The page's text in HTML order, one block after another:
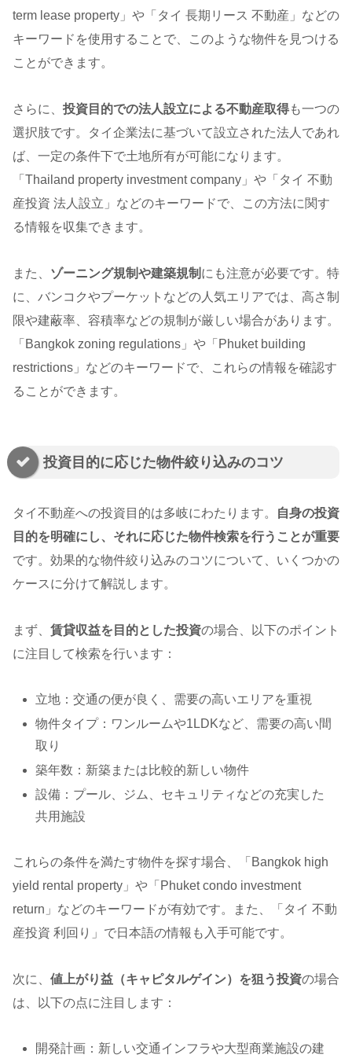
term lease property」や「タイ 長期リース 不動産」などの
キーワードを使用することで、このような物件を見つける
ことができます。
さらに、 投資目的での法人設立による不動産取得も一つの
選択肢です。タイ企業法に基づいて設立された法人であれ
ば、一定の条件下で土地所有が可能になります。
「Thailand property investment company」や「タイ 不動
産投資 法人設立」などのキーワードで、この方法に関す
る情報を収集できます。
また、 ゾーニング規制や建築規制 にも注意が必要です。特
に、バンコクやプーケットなどの人気エリアでは、高さ制
限や建蔽率、容積率などの規制が厳しい場合があります。
「Bangkok zoning regulations」や「Phuket building
restrictions」などのキーワードで、これらの情報を確認す
ることができます。
投資目的に応じた物件絞り込みのコツ
タイ不動産への投資目的は多岐にわたります。
自身の投資
目的を明確にし、それに応じた物件検索を行うことが重要
です。効果的な物件絞り込みのコツについて、いくつかの
ケースに分けて解説します。
まず、 賃貸収益を目的とした投資の場合、以下のポイント
に注目して検索を行います：
立地：交通の便が良く、需要の高いエリアを重視
物件タイプ：ワンルームや1LDKなど、需要の高い間
取り
築年数：新築または比較的新しい物件
設備：プール、ジム、セキュリティなどの充実した
共用施設
これらの条件を満たす物件を探す場合、「Bangkok high
yield rental property」や「Phuket condo investment
return」などのキーワードが有効です。また、「タイ 不動
産投資 利回り」で日本語の情報も入手可能です。
次に、 値上がり益（キャピタルゲイン）を狙う投資の場合
は、以下の点に注目します：
開発計画：新しい交通インフラや大型商業施設の建